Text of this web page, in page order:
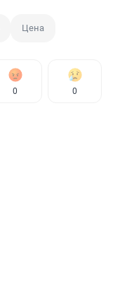
Цена
0 0